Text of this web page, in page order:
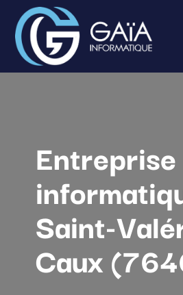
Entreprise
Saint-
Caux